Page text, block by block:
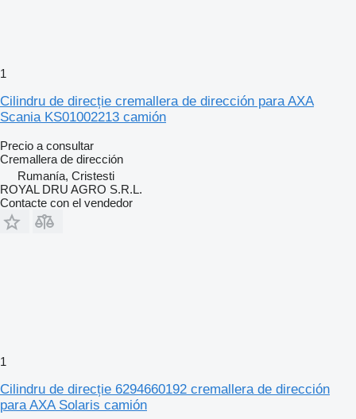
1
Cilindru de direcție cremallera de dirección para AXA
Scania KS01002213 camión
Precio a consultar
Cremallera de dirección
Rumanía, Cristesti
ROYAL DRU AGRO S.R.L.
Contacte con el vendedor
1
Cilindru de direcție 6294660192 cremallera de dirección
para AXA Solaris camión